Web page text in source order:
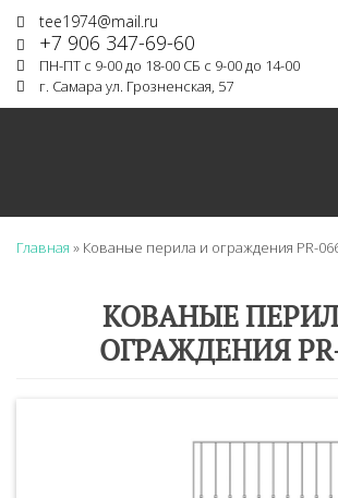
tee1974@mail.ru
+7 906 347-69-60
ПН-ПТ с 9-00 до 18-00 СБ с 9-00 до 14-00
г. Самара ул. Грозненская, 57
Главная » Кованые перила и ограждения PR-
КОВАНЫЕ
ОГРАЖДЕНИЯ